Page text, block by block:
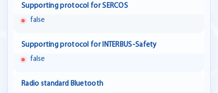
Supporting protocol for SERCOS
false
Supporting protocol for INTERBUS-Safety
false
Radio standard Bluetooth